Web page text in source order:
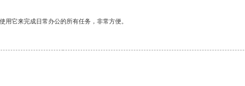
它来完成日常办公的所有任务，非常方便。